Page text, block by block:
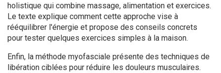
holistique qui combine massage, alimentation et exercices.
Le texte explique comment cette approche vise à
rééquilibrer l'énergie et propose des conseils concrets
pour tester quelques exercices simples à la maison.
Enfin, la méthode myofasciale présente des techniques de
libération ciblées pour réduire les douleurs musculaires.